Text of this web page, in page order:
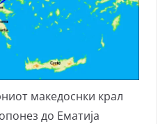
македоснки крал
до Ематија